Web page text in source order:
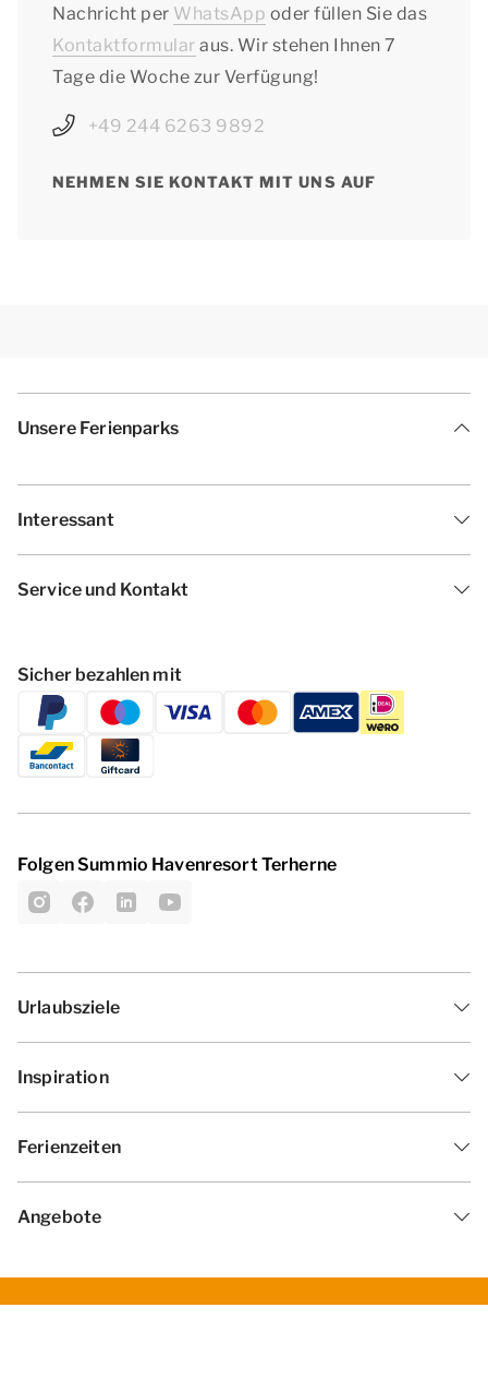
Nachricht per WhatsApp oder füllen Sie das
Kontaktformular aus. Wir stehen Ihnen 7
Tage die Woche zur Verfügung!
+49 244 6263 9892
NEHMEN SIE KONTAKT MIT UNS AUF
Unsere Ferienparks
Interessant
Service und Kontakt
Sicher bezahlen mit
Folgen Summio Havenresort Terherne
Urlaubsziele
Inspiration
Ferienzeiten
Angebote